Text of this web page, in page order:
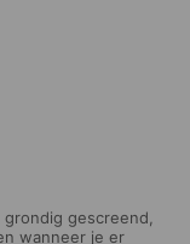
gescreend,
wanneer je er